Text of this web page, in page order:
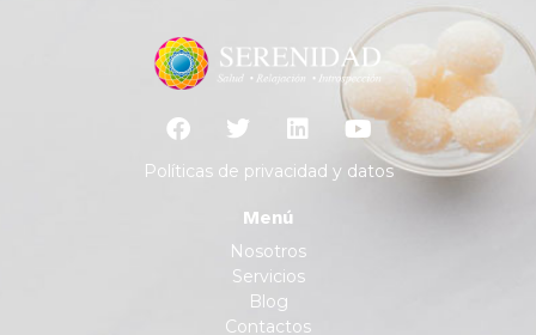
Políticas de privacidad y datos
Menú
Nosotros
Servicios
Blog
Contactos